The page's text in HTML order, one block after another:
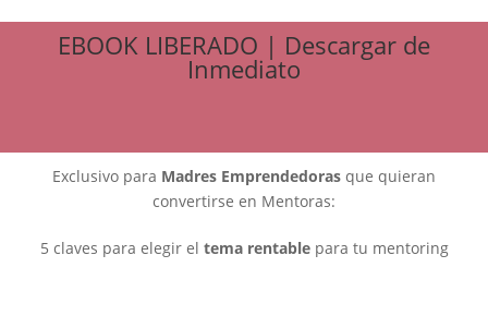
EBOOK LIBERADO | Descargar de
Inmediato
Exclusivo para Madres Emprendedoras que quieran
convertirse en Mentoras:
5 claves para elegir el tema rentablepara tu mentoring